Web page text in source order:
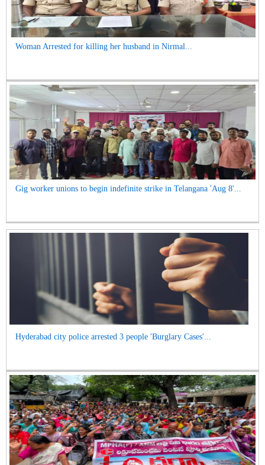
Woman Arrested for killing her husband in Nirmal...
Gig worker unions to begin indefinite strike in Telangana 'Aug 8'...
Hyderabad city police arrested 3 people 'Burglary Cases'...